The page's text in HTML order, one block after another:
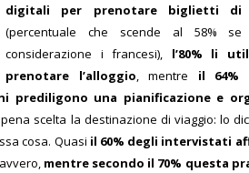
digitali per prenotare biglietti
(percentuale che scende al 58%
considerazione i francesi), l’80% li
prenotare l’alloggio , mentre il 64%
prediligono una pianificazione e
scelta la destinazione di viaggio: lo
cosa. Quasi il 60% degli intervistati
mentre secondo il 70% questa